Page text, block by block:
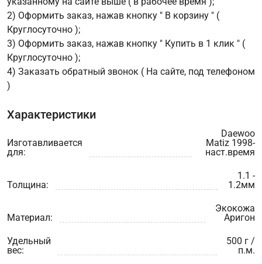
2) Оформить заказ, нажав кнопку " В корзину " (
Круглосуточно );
3) Оформить заказ, нажав кнопку " Купить в 1 клик " (
Круглосуточно );
4) Заказать обратный звонок ( На сайте, под телефоном
)
Характеристики
Изготавливается
для:
Daewoo
Matiz 1998-
наст.время
Толщина:
1.1 -
1.2мм
Материал:
Экокожа
Аригон
Удельный
вес:
500 г /
п.м.